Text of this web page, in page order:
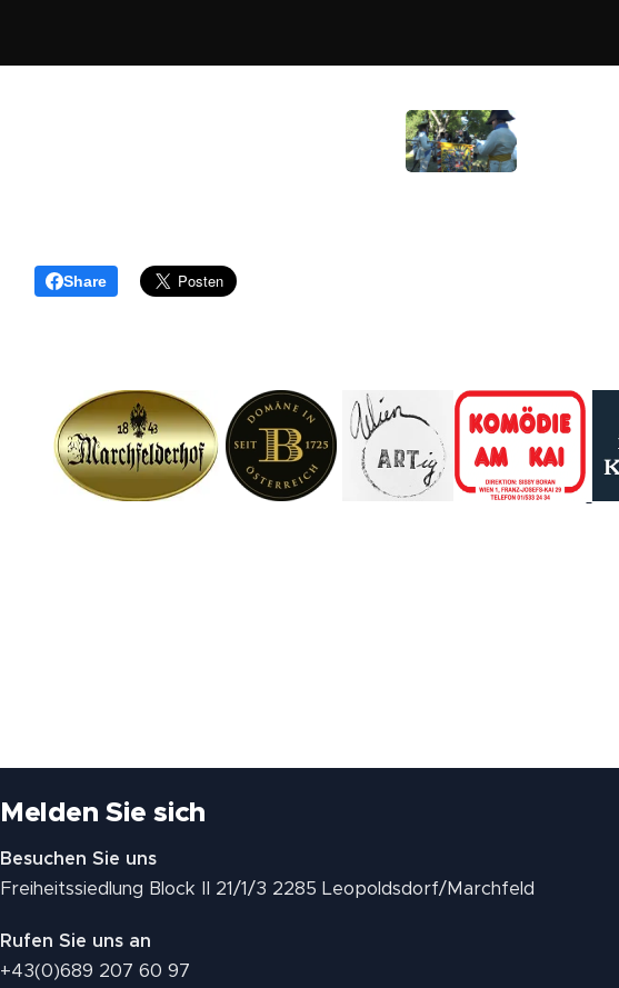
Share
Melden Sie sich
Besuchen Sie uns
Freiheitssiedlung Block II 21/1/3 2285 Leopoldsdorf/Marchfeld
Rufen Sie uns an
+43(0)689 207 60 97